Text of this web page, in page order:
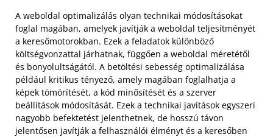
A weboldal optimalizálás olyan technikai módosításokat
foglal magában, amelyek javítják a weboldal teljesítményét
a keresőmotorokban. Ezek a feladatok különböző
költségvonzattal járhatnak, függően a weboldal méretétől
és bonyolultságától. A betöltési sebesség optimalizálása
például kritikus tényező, amely magában foglalhatja a
képek tömörítését, a kód minősítését és a szerver
beállítások módosítását. Ezek a technikai javítások egyszeri
nagyobb befektetést jelenthetnek, de hosszú távon
jelentősen javítják a felhasználói élményt és a keresőben